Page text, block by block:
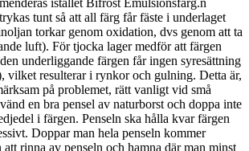
tunt så att all färg får fäste i underlaget
torkar genom oxidation, dvs genom att ta
luft). För tjocka lager medför att färgen
underliggande färgen får ingen syresättning
vilket resulterar i rynkor och gulning. Detta är,
på problemet, rätt vanligt vid små
en bra pensel av naturborst och doppa inte
i färgen. Penseln ska hålla kvar färgen
Doppar man hela penseln kommer
rinna av penseln och hamna där man minst